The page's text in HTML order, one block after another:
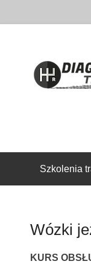
Szkolenia
Wózki
KURS